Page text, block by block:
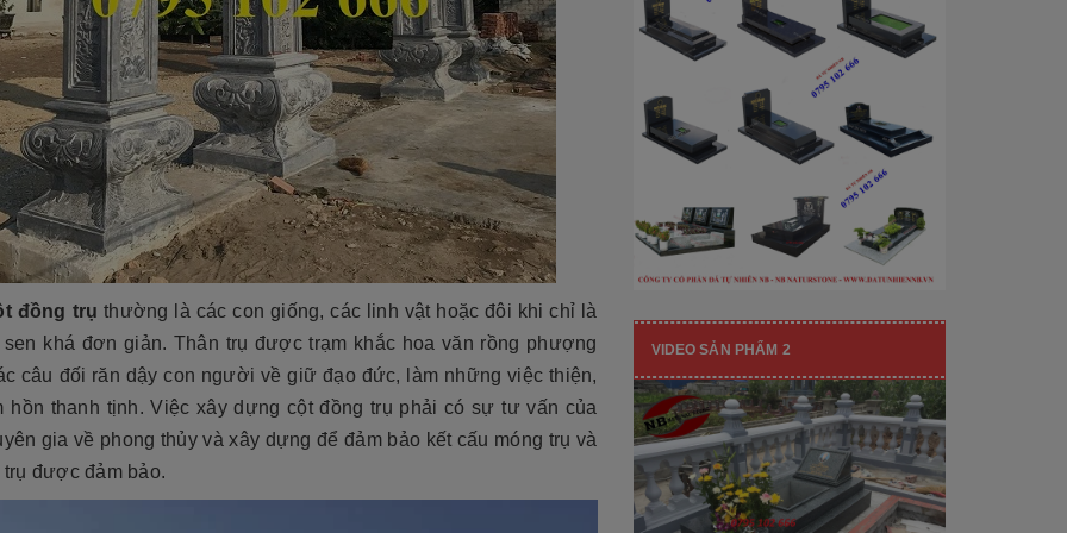
bền cao, mẫu mã đẹp, kiểu
tộc. Xây dựng mộ phần không chỉ là việc
tri ân công đức dưỡng dục sinh thành
của con cháu dành cho ông bà cha mẹ
tổ...
[Đọc tiếp...]
hạng mục nhận diện thương hiệu, nó
còn...
đồng trụ thường là các con giống, các linh vật hoặc đôi khi chỉ là
sen khá đơn giản. Thân trụ được trạm khắc hoa văn rồng phượng
câu đối răn dậy con người về giữ đạo đức, làm những việc thiện,
hồn thanh tịnh. Việc xây dựng cột đồng trụ phải có sự tư vấn của
gia về phong thủy và xây dựng để đảm bảo kết cấu móng trụ và
trụ được đảm bảo.
VIDEO SẢN PHẨM 2